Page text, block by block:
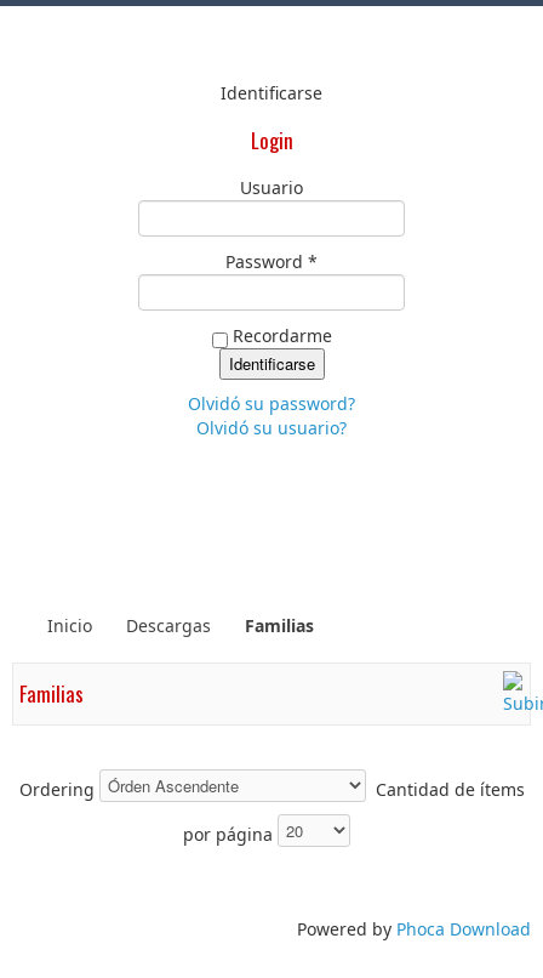
Identificarse
Login
Usuario
Password *
Recordarme
Olvidó su password?
Olvidó su usuario?
Inicio Descargas Familias
Familias
Ordering
Cantidad de ítems
por página
Powered by Phoca Download